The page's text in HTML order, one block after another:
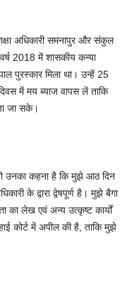
अधिकारी समनापुर और संकुल
2018 में शासकीय कन्या
पुरस्कार मिला था। उन्हें 25
में मय ब्याज वापस लें ताकि
जा सके।
उनका कहना है कि मुझे आठ दिन
के द्वारा द्वेषपूर्ण है। मुझे बैगा
का लेख एवं अन्य उत्कृष्ट कार्यों
कोर्ट में अपील की है, ताकि मुझे